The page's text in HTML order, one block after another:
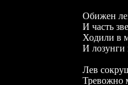
Обижен
И часть
Ходили в
И
Лев
Тревожно